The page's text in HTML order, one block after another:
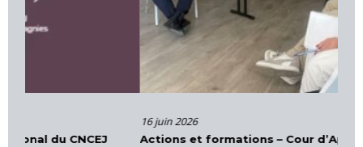
Actions et formations – Cour d’Appel d’Aix-en-